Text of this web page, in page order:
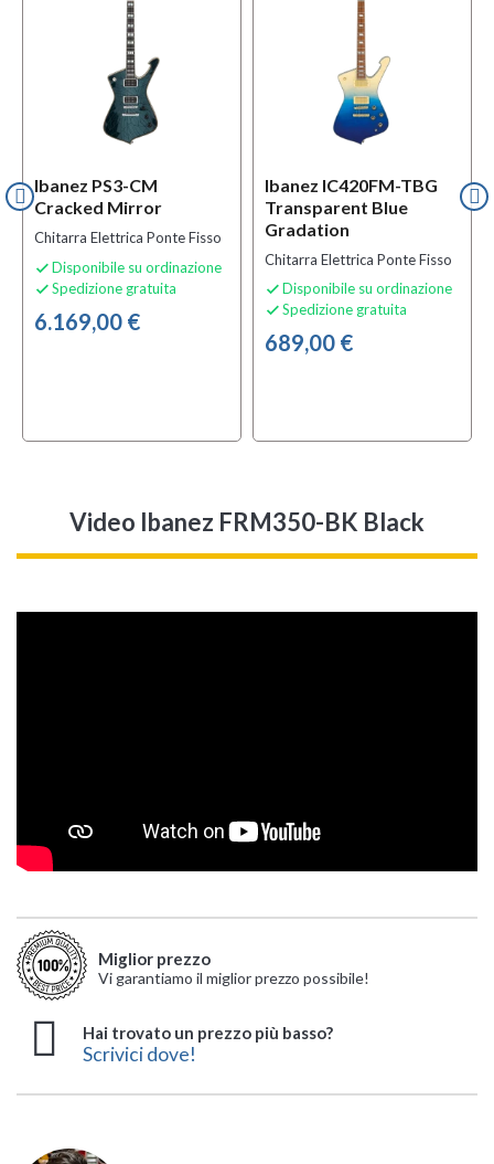
Ibanez PS3-CM
Cracked Mirror
Chitarra Elettrica Ponte Fisso
 Disponibile su ordinazione
 Spedizione gratuita
6.169,00 €
Ibanez IC420FM-TBG
Transparent Blue
Gradation
Chitarra Elettrica Ponte Fisso
 Disponibile su ordinazione
 Spedizione gratuita
689,00 €
Video Ibanez FRM350-BK Black
Miglior prezzo
Vi garantiamo il miglior prezzo possibile!
Hai trovato un prezzo più basso?
Scrivici dove!